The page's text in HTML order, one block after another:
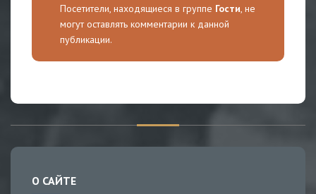
Посетители, находящиеся в группе Гости, не
могут оставлять комментарии к данной
публикации.
О САЙТЕ